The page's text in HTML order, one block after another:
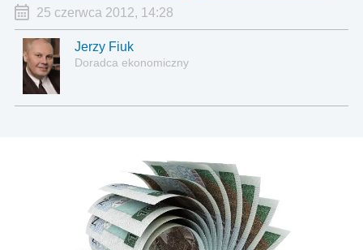
25 czerwca 2012, 14:28
Jerzy Fiuk
Doradca ekonomiczny